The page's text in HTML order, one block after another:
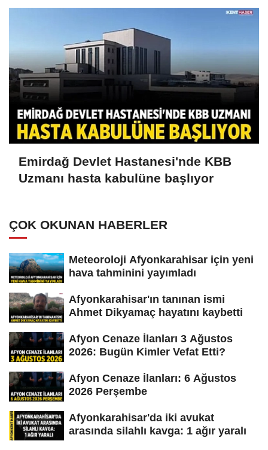
Emirdağ Devlet Hastanesi'nde KBB
Uzmanı hasta kabulüne başlıyor
ÇOK OKUNAN HABERLER
Meteoroloji Afyonkarahisar için yeni
hava tahminini yayımladı
Afyonkarahisar'ın tanınan ismi
Ahmet Dikyamaç hayatını kaybetti
Afyon Cenaze İlanları 3 Ağustos
2026: Bugün Kimler Vefat Etti?
Afyon Cenaze İlanları: 6 Ağustos
2026 Perşembe
Afyonkarahisar'da iki avukat
arasında silahlı kavga: 1 ağır yaralı